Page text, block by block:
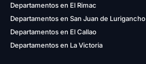
Departamentos en El Rimac
Departamentos en San Juan de Lurigancho
Departamentos en El Callao
Departamentos en La Victoria